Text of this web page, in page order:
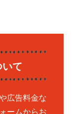
て
広告料金な
ームからお